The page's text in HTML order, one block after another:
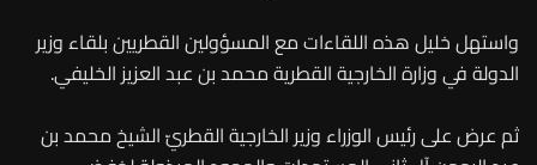
واستهل خليل هذه اللقاءات مع المسؤولين القطريين بلقاء وزير
الدولة في وزارة الخارجية القطرية محمد بن عبد العزيز الخليفي.
ثم عرض على رئيس الوزراء وزير الخارجية القطريّ الشيخ محمد بن